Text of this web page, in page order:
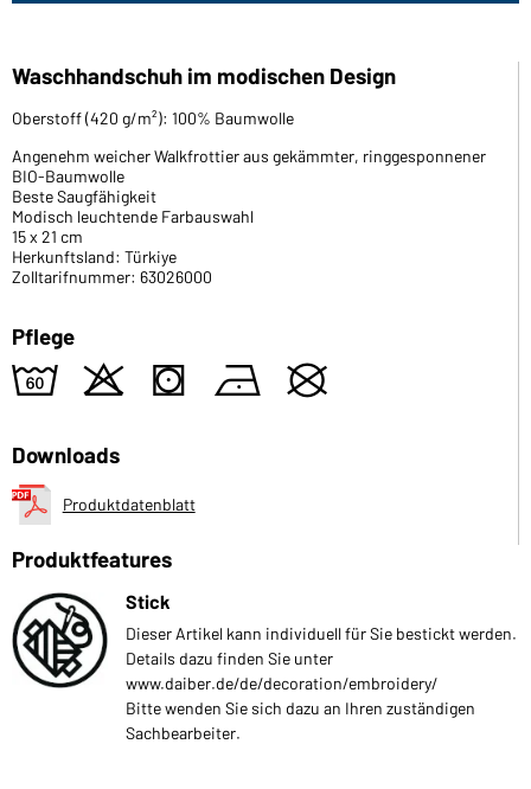
Waschhandschuh im modischen Design
Oberstoff (420 g/m²): 100% Baumwolle
Angenehm weicher Walkfrottier aus gekämmter, ringgesponnener
BIO-Baumwolle
Beste Saugfähigkeit
Modisch leuchtende Farbauswahl
15 x 21 cm
Herkunftsland: Türkiye
Zolltarifnummer: 63026000
Pflege
4 o s n U
Downloads
Produktdatenblatt
Produktfeatures
Stick
Dieser Artikel kann individuell für Sie bestickt werden.
Details dazu finden Sie unter
www.daiber.de/de/decoration/embroidery/
Bitte wenden Sie sich dazu an Ihren zuständigen
Sachbearbeiter.